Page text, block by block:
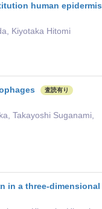
human epidermis
Kiyotaka Hitomi
査読有り
Takayoshi Suganami,
in a three‐dimensional